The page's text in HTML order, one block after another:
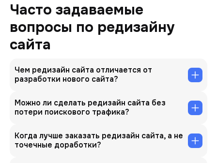
Часто задаваемые
вопросы по редизайну
сайта
Чем редизайн сайта отличается от
разработки нового сайта?
Можно ли сделать редизайн сайта без
потери поискового трафика?
Когда лучше заказать редизайн сайта, а не
точечные доработки?